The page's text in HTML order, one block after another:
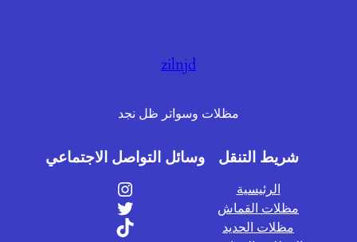
zilnjd
مظلات وسواتر ظل نجد
شريط التنقل
الرئيسية
مظلات القماش
مظلات الحديد
وسائل التواصل الاجتماعي
إنستجرام
تويتر
تيك توك